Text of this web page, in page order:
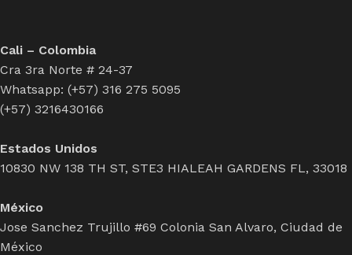
Cali – Colombia
Cra 3ra Norte # 24-37
Whatsapp: (+57) 316 275 5095
(+57) 3216430166
Estados Unidos
10830 NW 138 TH ST, STE3 HIALEAH GARDENS FL, 33018
México
Jose Sanchez Trujillo #69 Colonia San Alvaro, Ciudad de
México